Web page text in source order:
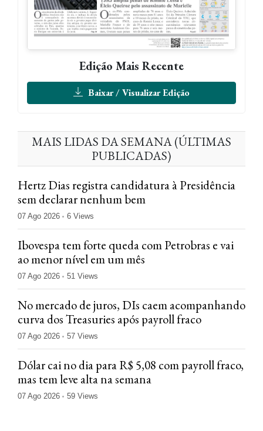
Edição Mais Recente
Baixar / Visualizar Edição
MAIS LIDAS DA SEMANA (ÚLTIMAS
PUBLICADAS)
Hertz Dias registra candidatura à Presidência
sem declarar nenhum bem
07 Ago 2026 6 Views
Ibovespa tem forte queda com Petrobras e vai
ao menor nível em um mês
07 Ago 2026 51 Views
No mercado de juros, DIs caem acompanhando
curva dos Treasuries após payroll fraco
07 Ago 2026 57 Views
Dólar cai no dia para R$ 5,08 com payroll fraco,
mas tem leve alta na semana
07 Ago 2026 59 Views